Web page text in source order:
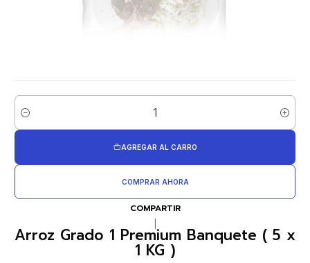
Cantidad
AGREGAR AL CARRO
COMPRAR AHORA
COMPARTIR
Arroz Grado 1 Premium Banquete ( 5 x
1 KG )